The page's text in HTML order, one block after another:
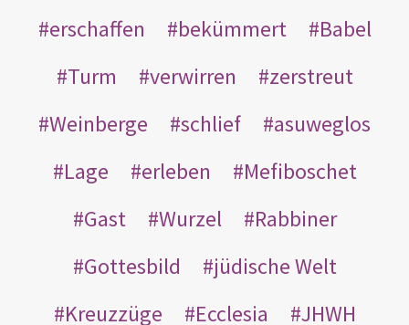
erschaffen
bekümmert
Babel
Turm
verwirren
zerstreut
Weinberge
schlief
asuweglos
Lage
erleben
Mefiboschet
Gast
Wurzel
Rabbiner
Gottesbild
jüdische Welt
Kreuzzüge
Ecclesia
JHWH